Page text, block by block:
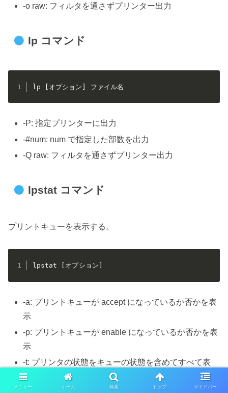
-o raw: フィルタを通さずプリンター出力
lp コマンド
lp [オプション] ファイル名
-P: 指定プリンターに出力
-#num: num で指定した部数を出力
-Q raw: フィルタを通さずプリンター出力
lpstat コマンド
プリントキューを表示する。
lpstat [オプション]
-a: プリントキューが accept になっているか否かを表
示
-p: プリントキューが enable になっているか否かを表
示
-t: プリンタの状態をキューの状態を含めてすべて表
示
メニュー ホーム 検索 トップ サイドバー